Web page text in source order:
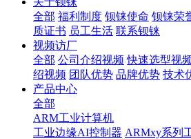
全部 福利制度 钡铼使命 钡铼荣
质证书 员工生活 联系钡铼
视频访厂
全部 公司介绍视频 快速选型视
绍视频 团队优势 品牌优势 技术
产品中心
全部
ARM工业计算机
工业边缘AI控制器 ARMxy系列